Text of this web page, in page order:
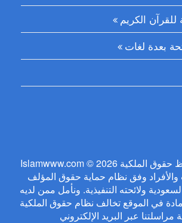
للقرآن الكريم
بعدة لغات
Islamwww.com © 2026 يلتزم الموقع بحفظ حقوق الملكية
والأفراد وفق نظام حماية حقوق المؤلف
ولائحته التنفيذية. ونأمل ممن لديه
في الموقع تخالف نظام حقوق الملكية
مراسلتنا عبر البريد الإلكتروني: